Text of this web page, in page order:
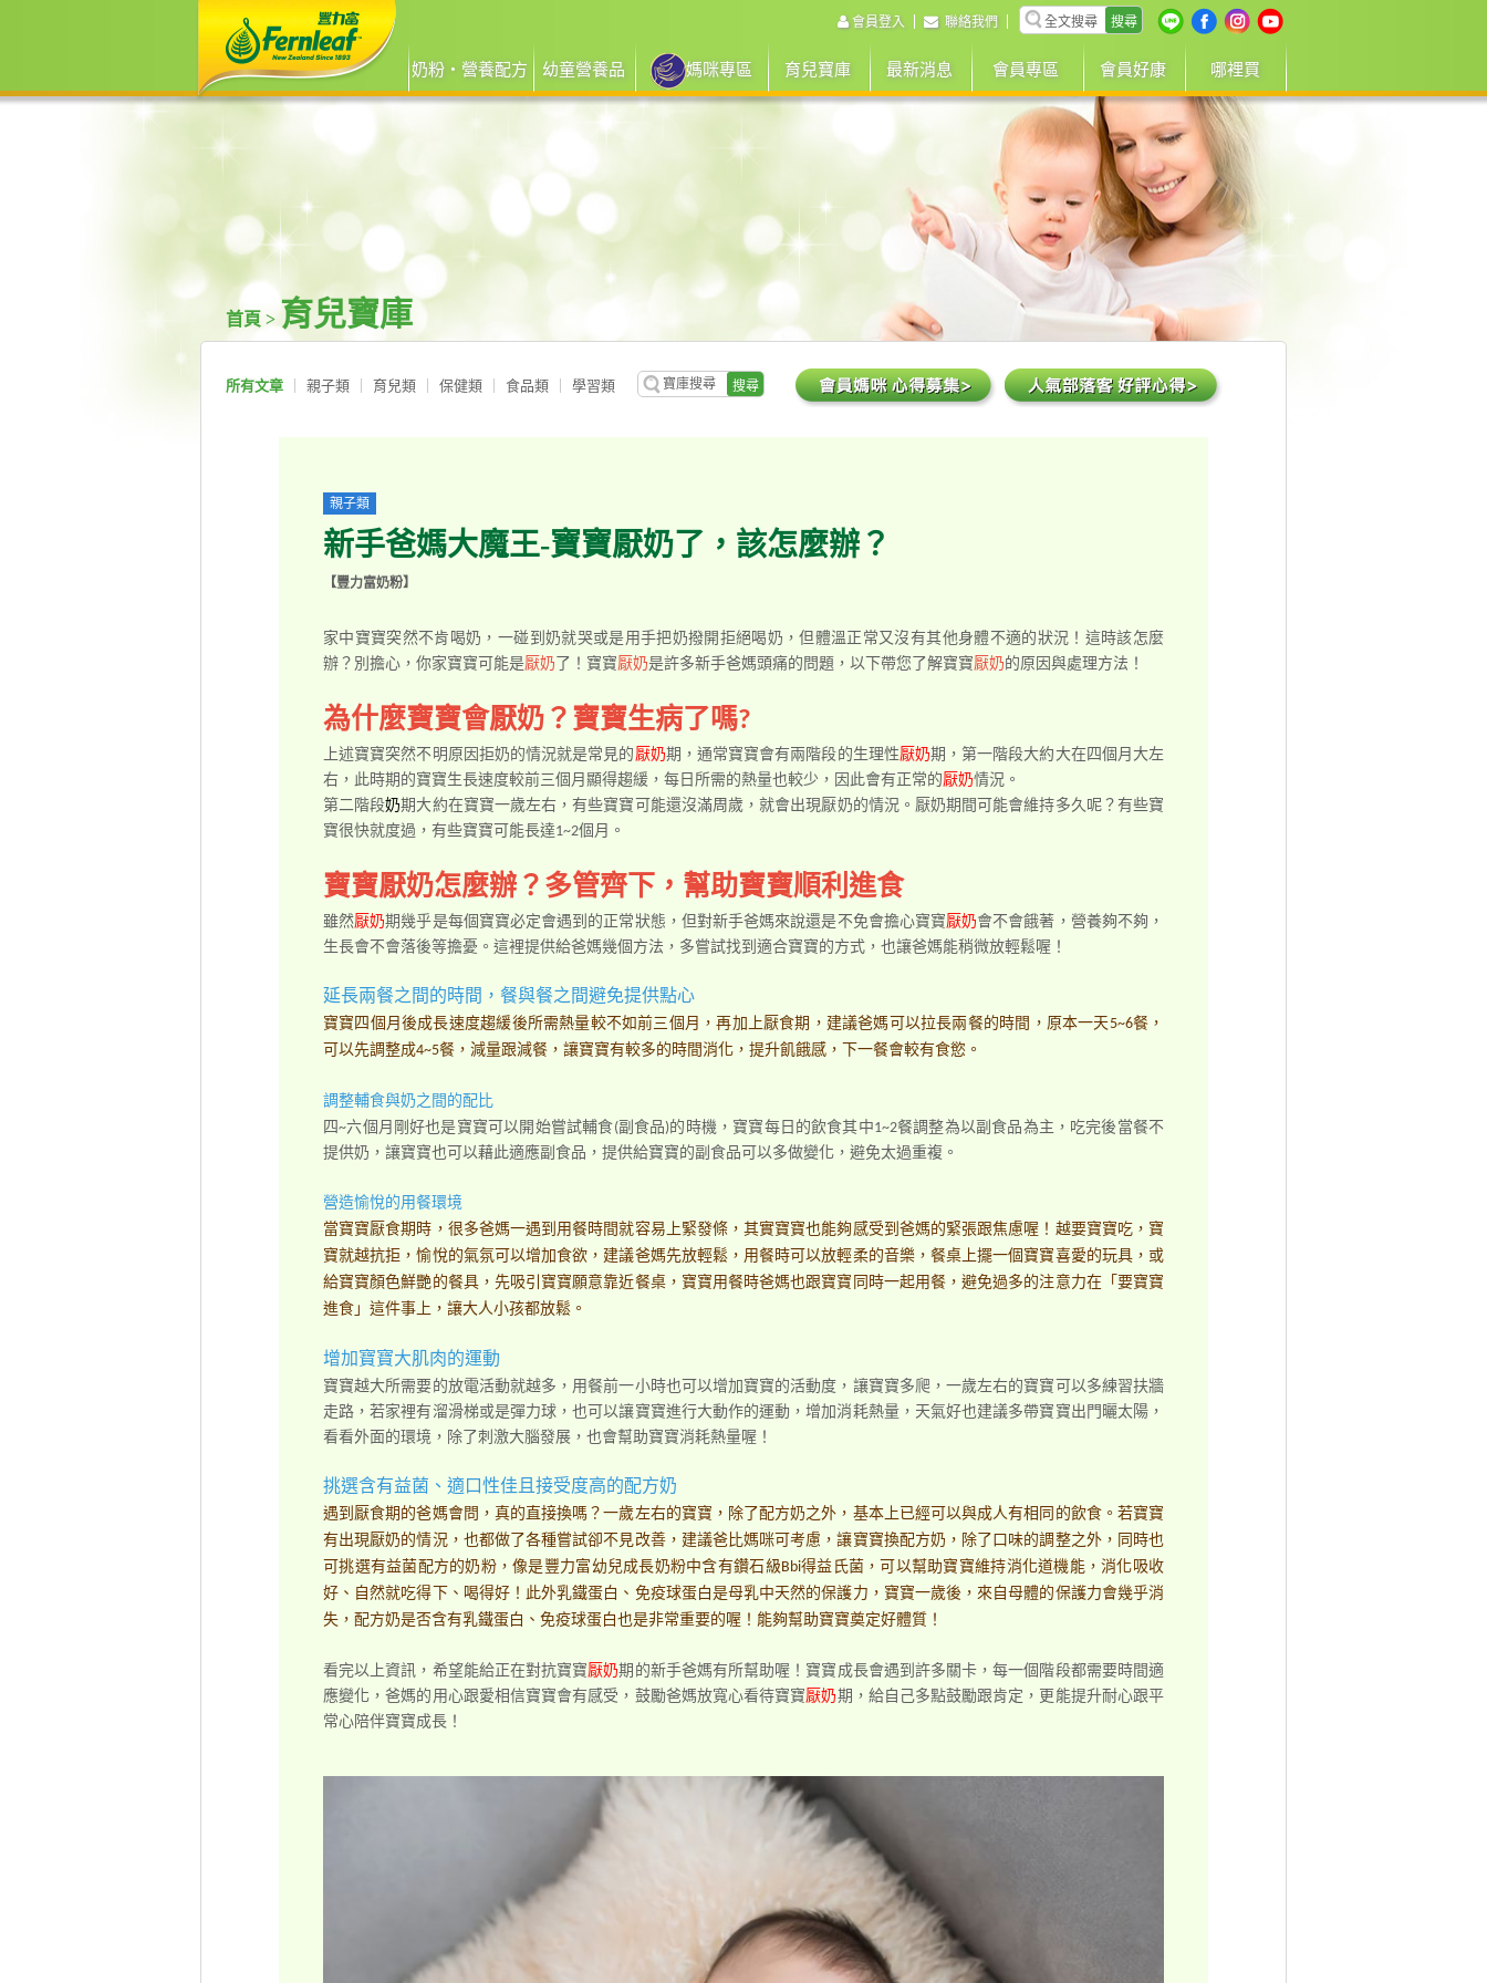
會員登入 聯絡我們 搜尋
奶粉‧營養配方 幼童營養品 媽咪專區 育兒寶庫 最新消息 會員專區 會員好康 哪裡買
首頁 > 育兒寶庫
所有文章 親子類 育兒類 保健類 食品類 學習類 搜尋
親子類
新手爸媽大魔王-寶寶厭奶了，該怎麼辦？
【豐力富奶粉】
家中寶寶突然不肯喝奶，一碰到奶就哭或是用手把奶撥開拒絕喝奶，但體溫正常又沒有其他身體不適的狀況！這時該怎麼
辦？別擔心，你家寶寶可能是厭奶 了！寶寶厭奶是許多新手爸媽頭痛的問題，以下帶您了解寶寶厭奶 的原因與處理方法！
為什麼寶寶會厭奶？寶寶生病了嗎?
上述寶寶突然不明原因拒奶的情況就是常見的厭奶期，通常寶寶會有兩階段的生理性厭奶期，第一階段大約大在四個月大左
右，此時期的寶寶生長速度較前三個月顯得趨緩，每日所需的熱量也較少，因此會有正常的厭奶情況。
第二階段奶期大約在寶寶一歲左右，有些寶寶可能還沒滿周歲，就會出現厭奶的情況。厭奶期間可能會維持多久呢？有些寶
寶很快就度過，有些寶寶可能長達1~2個月。
寶寶厭奶怎麼辦？多管齊下，幫助寶寶順利進食
雖然厭奶期幾乎是每個寶寶必定會遇到的正常狀態，但對新手爸媽來說還是不免會擔心寶寶厭奶會不會餓著，營養夠不夠，
生長會不會落後等擔憂。這裡提供給爸媽幾個方法，多嘗試找到適合寶寶的方式，也讓爸媽能稍微放輕鬆喔！
延長兩餐之間的時間，餐與餐之間避免提供點心
寶寶四個月後成長速度趨緩後所需熱量較不如前三個月，再加上厭食期，建議爸媽可以拉長兩餐的時間，原本一天5~6餐，
可以先調整成4~5餐，減量跟減餐，讓寶寶有較多的時間消化，提升飢餓感，下一餐會較有食慾。
調整輔食與奶之間的配比
四~六個月剛好也是寶寶可以開始嘗試輔食(副食品)的時機，寶寶每日的飲食其中1~2餐調整為以副食品為主，吃完後當餐不
提供奶，讓寶寶也可以藉此適應副食品，提供給寶寶的副食品可以多做變化，避免太過重複。
營造愉悅的用餐環境
當寶寶厭食期時，很多爸媽一遇到用餐時間就容易上緊發條，其實寶寶也能夠感受到爸媽的緊張跟焦慮喔！越要寶寶吃，寶
寶就越抗拒，愉悅的氣氛可以增加食欲，建議爸媽先放輕鬆，用餐時可以放輕柔的音樂，餐桌上擺一個寶寶喜愛的玩具，或
給寶寶顏色鮮艷的餐具，先吸引寶寶願意靠近餐桌，寶寶用餐時爸媽也跟寶寶同時一起用餐，避免過多的注意力在「要寶寶
進食」這件事上，讓大人小孩都放鬆。
增加寶寶大肌肉的運動
寶寶越大所需要的放電活動就越多，用餐前一小時也可以增加寶寶的活動度，讓寶寶多爬，一歲左右的寶寶可以多練習扶牆
走路，若家裡有溜滑梯或是彈力球，也可以讓寶寶進行大動作的運動，增加消耗熱量，天氣好也建議多帶寶寶出門曬太陽，
看看外面的環境，除了刺激大腦發展，也會幫助寶寶消耗熱量喔！
挑選含有益菌、適口性佳且接受度高的配方奶
遇到厭食期的爸媽會問，真的直接換嗎？一歲左右的寶寶，除了配方奶之外，基本上已經可以與成人有相同的飲食。若寶寶
有出現厭奶的情況，也都做了各種嘗試卻不見改善，建議爸比媽咪可考慮，讓寶寶換配方奶，除了口味的調整之外，同時也
可挑選有益菌配方的奶粉，像是豐力富幼兒成長奶粉中含有鑽石級Bbi得益氏菌，可以幫助寶寶維持消化道機能，消化吸收
好、自然就吃得下、喝得好！此外乳鐵蛋白、免疫球蛋白是母乳中天然的保護力，寶寶一歲後，來自母體的保護力會幾乎消
失，配方奶是否含有乳鐵蛋白、免疫球蛋白也是非常重要的喔！能夠幫助寶寶奠定好體質！
看完以上資訊，希望能給正在對抗寶寶厭奶期的新手爸媽有所幫助喔！寶寶成長會遇到許多關卡，每一個階段都需要時間適
應變化，爸媽的用心跟愛相信寶寶會有感受，鼓勵爸媽放寬心看待寶寶厭奶期，給自己多點鼓勵跟肯定，更能提升耐心跟平
常心陪伴寶寶成長！